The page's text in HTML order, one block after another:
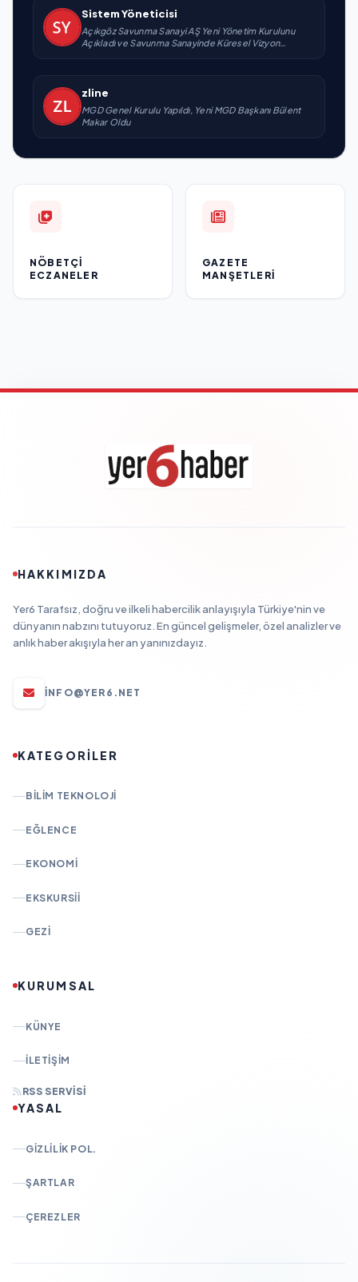
Sistem Yöneticisi
Açıkgöz Savunma Sanayi AŞ Yeni Yönetim Kurulunu
Açıkladı ve Savunma Sanayinde Küresel Vizyon
zline
MGD Genel Kurulu Yapıldı, Yeni MGD Başkanı Bülent
Makar Oldu
NÖBETÇI
ECZANELER
GAZETE
MANŞETLERI
HAKKIMIZDA
Yer6 Tarafsız, doğru ve ilkeli habercilik anlayışıyla Türkiye'nin ve
dünyanın nabzını tutuyoruz. En güncel gelişmeler, özel analizler ve
anlık haber akışıyla her an yanınızdayız.
INFO@YER6.NET
KATEGORİLER
BILIM TEKNOLOJI
EĞLENCE
EKONOMI
EKSKURSII
GEZI
KURUMSAL
KÜNYE
İLETIŞIM
RSS SERVISI
YASAL
GIZLILIK POL.
ŞARTLAR
ÇEREZLER